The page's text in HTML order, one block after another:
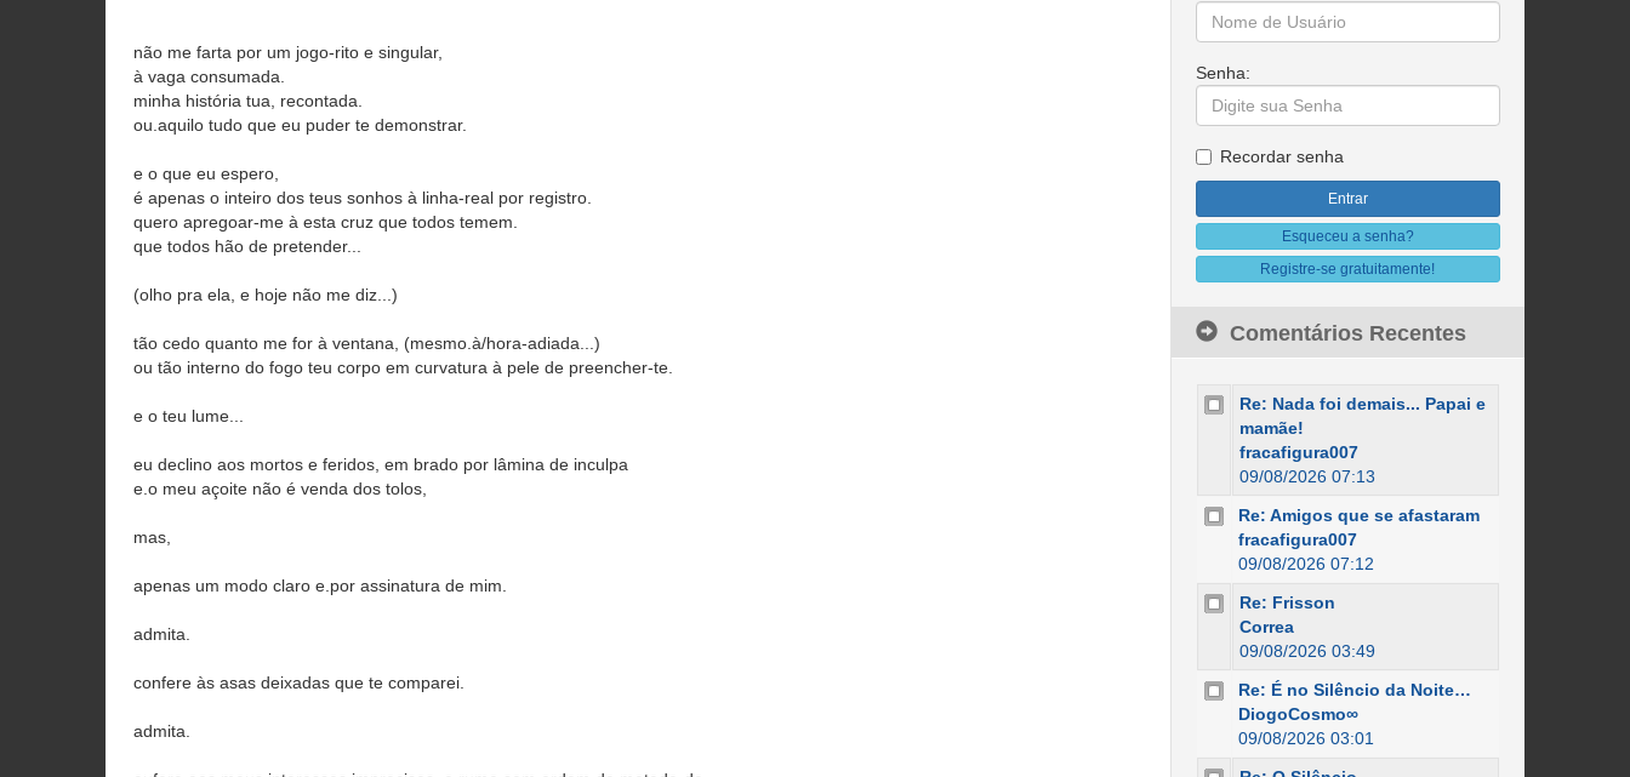
não me farta por um jogo-rito e singular,
à vaga consumada.
minha história tua, recontada.
ou.aquilo tudo que eu puder te demonstrar.
e o que eu espero,
é apenas o inteiro dos teus sonhos à linha-real por registro.
quero apregoar-me à esta cruz que todos temem.
que todos hão de pretender...
(olho pra ela, e hoje não me diz...)
tão cedo quanto me for à ventana, (mesmo.à/hora-adiada...)
ou tão interno do fogo teu corpo em curvatura à pele de preencher-te.
e o teu lume...
eu declino aos mortos e feridos, em brado por lâmina de inculpa
e.o meu açoite não é venda dos tolos,
mas,
apenas um modo claro e.por assinatura de mim.
admita.
confere às asas deixadas que te comparei.
admita.
Senha:
Recordar senha
Esqueceu a senha?
Registre-se gratuitamente!
Comentários Recentes
Re: Nada foi demais... Papai e
mamãe!
fracafigura007
09/08/2026 07:13
Re: Amigos que se afastaram
fracafigura007
09/08/2026 07:12
Re: Frisson
Correa
09/08/2026 03:49
Re: É no Silêncio da Noite…
DiogoCosmo∞
09/08/2026 03:01